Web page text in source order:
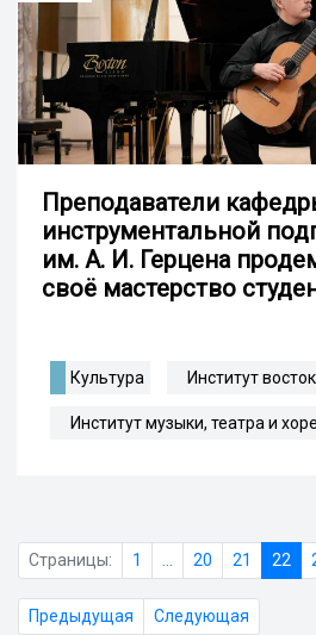
Преподаватели
инструментальной
им. А. И. Герцена
своё мастерство
Культура Институт
Институт музыки, театра и
Страницы: 1 20 21 22
Предыдущая Следующая